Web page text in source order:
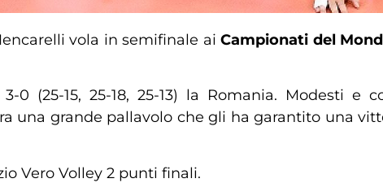
vola in semifinale aiCampionati del
0 (25-15, 25-18, 25-13) la Romania. Modesti e
una grande pallavolo che gli ha garantito una
Vero Volley 2 punti finali.